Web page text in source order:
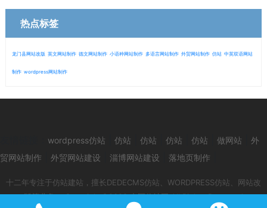
热点标签
龙门县网站改版 英文网站制作 德文网站制作 小语种网站制作 多语言网站制作 外贸网站制作 仿站 中英双语网站
制作 wordpress网站制作
wordpress仿站 仿站 仿站 仿站 仿站 做网站
外
贸网站制作
外贸网站建设 淄博网站建设 落地页制作
十二年专注于仿站建站，擅长DEDECMS仿站、WORDPRESS仿站、网站改
版等业务！ Copyright©2022 中国仿站网 All Rights Reserved